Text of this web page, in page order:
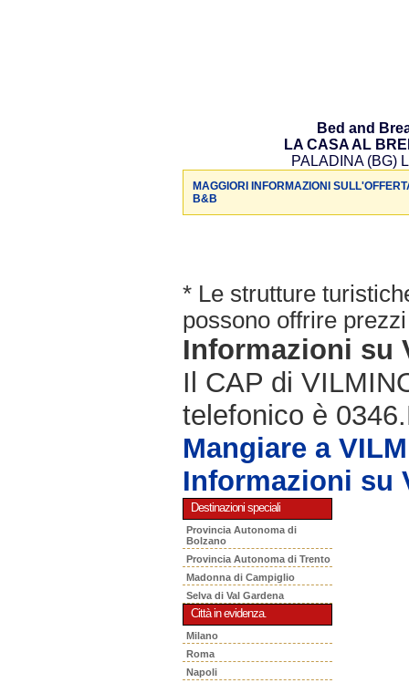
Bed and
LA CASA AL
PALADINA (BG)
MAGGIORI INFORMAZIONI
B&B
* Le strutture
possono offrire
Informazioni su
Il CAP di
telefonico è
Mangiare a
Informazioni su
Destinazioni speciali
Provincia Autonoma di
Bolzano
Provincia Autonoma di Trento
Madonna di Campiglio
Selva di Val Gardena
Città in evidenza.
Milano
Roma
Napoli